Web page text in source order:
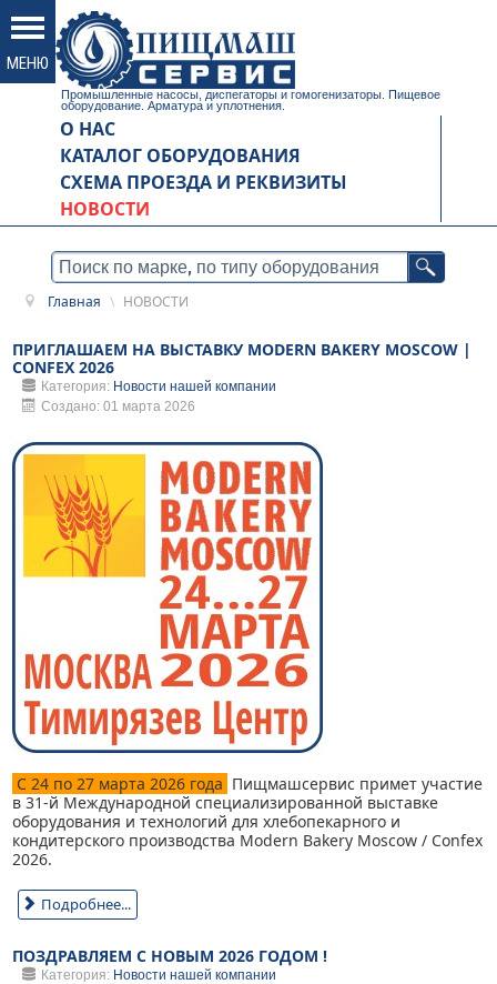
Промышленные насосы, диспегаторы и гомогенизаторы. Пищевое
оборудование. Арматура и уплотнения.
О НАС
КАТАЛОГ ОБОРУДОВАНИЯ
СХЕМА ПРОЕЗДА И РЕКВИЗИТЫ
НОВОСТИ
Главная \ НОВОСТИ
ПРИГЛАШАЕМ НА ВЫСТАВКУ MODERN BAKERY MOSCOW |
CONFEX 2026
Категория: Новости нашей компании
Создано: 01 марта 2026
С 24 по 27 марта 2026 года Пищмашсервис примет участие
в 31-й Международной специализированной выставке
оборудования и технологий для хлебопекарного и
кондитерского производства Modern Bakery Moscow / Confex
2026.
Подробнее...
ПОЗДРАВЛЯЕМ С НОВЫМ 2026 ГОДОМ !
Категория: Новости нашей компании